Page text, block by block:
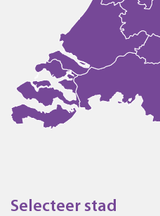
Selecteer stad